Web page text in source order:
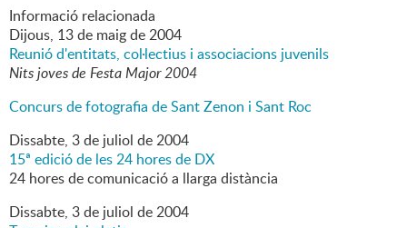
Informació relacionada
Dijous, 13de maigde2004
Reunió d'entitats, col·lectius i associacions juvenils
Nits joves de Festa Major 2004
Concurs de fotografia de Sant Zenon i Sant Roc
Dissabte, 3de juliol de2004
15ª edició de les 24 hores de DX
24 hores de comunicació a llarga distància
Dissabte, 3de juliol de2004